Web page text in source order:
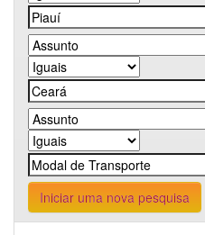
Iniciar uma nova pesquisa